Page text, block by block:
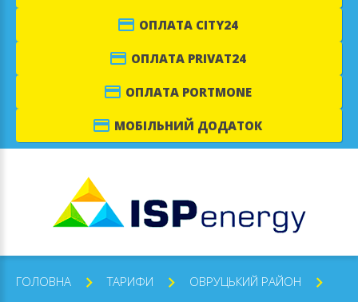
ОПЛАТА CITY24
ОПЛАТА PRIVAT24
ОПЛАТА PORTMONE
МОБІЛЬНИЙ ДОДАТОК
ГОЛОВНА ТАРИФИ
ОВРУЦЬКИЙ РАЙОН